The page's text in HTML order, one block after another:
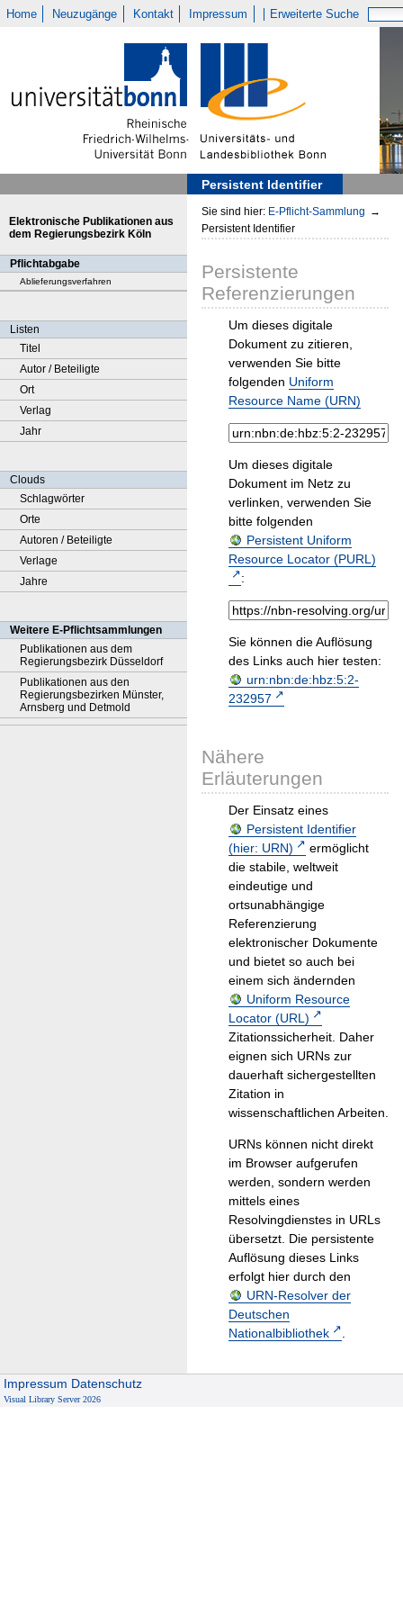
Home Neuzugänge Kontakt Impressum Erweiterte Suche
Persistent Identifier
Elektronische Publikationen aus
dem Regierungsbezirk Köln
Pflichtabgabe
Ablieferungsverfahren
Listen
Titel
Autor / Beteiligte
Ort
Verlag
Jahr
Clouds
Schlagwörter
Orte
Autoren / Beteiligte
Verlage
Jahre
Weitere E-Pflichtsammlungen
Publikationen aus dem
Regierungsbezirk Düsseldorf
Publikationen aus den
Regierungsbezirken Münster,
Arnsberg und Detmold
Sie sind hier: E-Pflicht-Sammlung →
Persistent Identifier
Persistente
Referenzierungen
Um dieses digitale
Dokument zu zitieren,
verwenden Sie bitte
folgenden Uniform
Resource Name (URN)
Um dieses digitale
Dokument im Netz zu
verlinken, verwenden Sie
bitte folgenden
Persistent Uniform
Resource Locator (PURL)
:
Sie können die Auflösung
des Links auch hier testen:
urn:nbn:de:hbz:5:2-
232957
Nähere
Erläuterungen
Der Einsatz eines
Persistent Identifier
(hier: URN)
ermöglicht
die stabile, weltweit
eindeutige und
ortsunabhängige
Referenzierung
elektronischer Dokumente
und bietet so auch bei
einem sich ändernden
Uniform Resource
Locator (URL)
Zitationssicherheit. Daher
eignen sich URNs zur
dauerhaft sichergestellten
Zitation in
wissenschaftlichen Arbeiten.
URNs können nicht direkt
im Browser aufgerufen
werden, sondern werden
mittels eines
Resolvingdienstes in URLs
übersetzt. Die persistente
Auflösung dieses Links
erfolgt hier durch den
URN-Resolver der
Deutschen
Nationalbibliothek
.
Impressum Datenschutz
Visual Library Server 2026